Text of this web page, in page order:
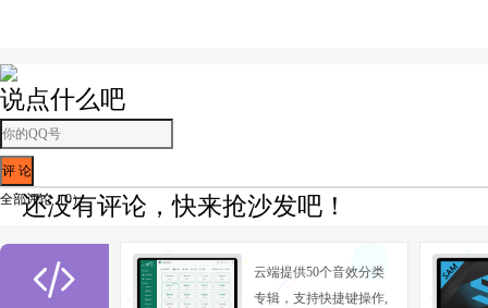
说点什么吧
全部评论（0）
还没有评论，快来抢沙发吧！

云端提供50个音效分类
专辑，支持快捷键操作,